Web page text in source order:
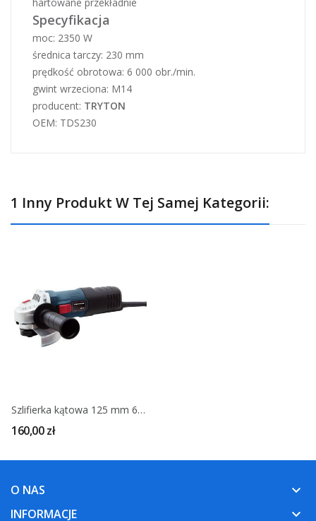
Specyfikacja
moc: 2350 W
średnica tarczy: 230 mm
prędkość obrotowa: 6 000 obr./min.
gwint wrzeciona: M14
producent: TRYTON
OEM: TDS230
1 Inny Produkt W Tej Samej Kategorii:
Szlifierka kątowa 125 mm 600W - TRYTON
160,00 zł
O NAS keyboard_arrow_down
INFORMACJE keyboard_arrow_down